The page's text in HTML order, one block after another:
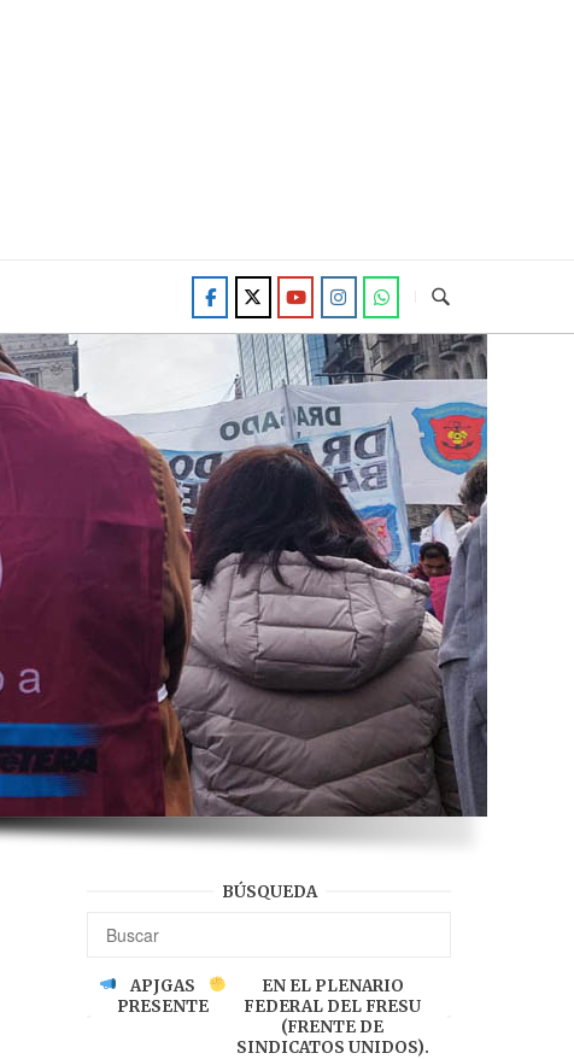
BÚSQUEDA
APJGAS
PRESENTE
EN EL PLENARIO
FEDERAL DEL FRESU
(FRENTE DE
SINDICATOS UNIDOS).